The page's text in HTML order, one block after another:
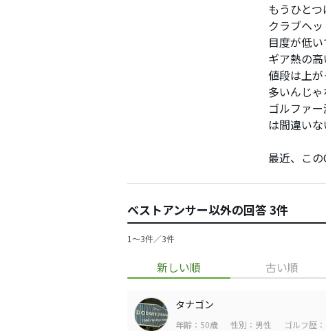
もうひと
クラブヘ
目度が低い
ギア熱の
値段は上
多いんじゃ
ゴルファ
は間違いな
最近、この
ベストアンサー以外の回答 3件
1〜3件／3件
新しい順 古い順
タナゴン
年齢：50歳 性別：男性 ゴルフ歴